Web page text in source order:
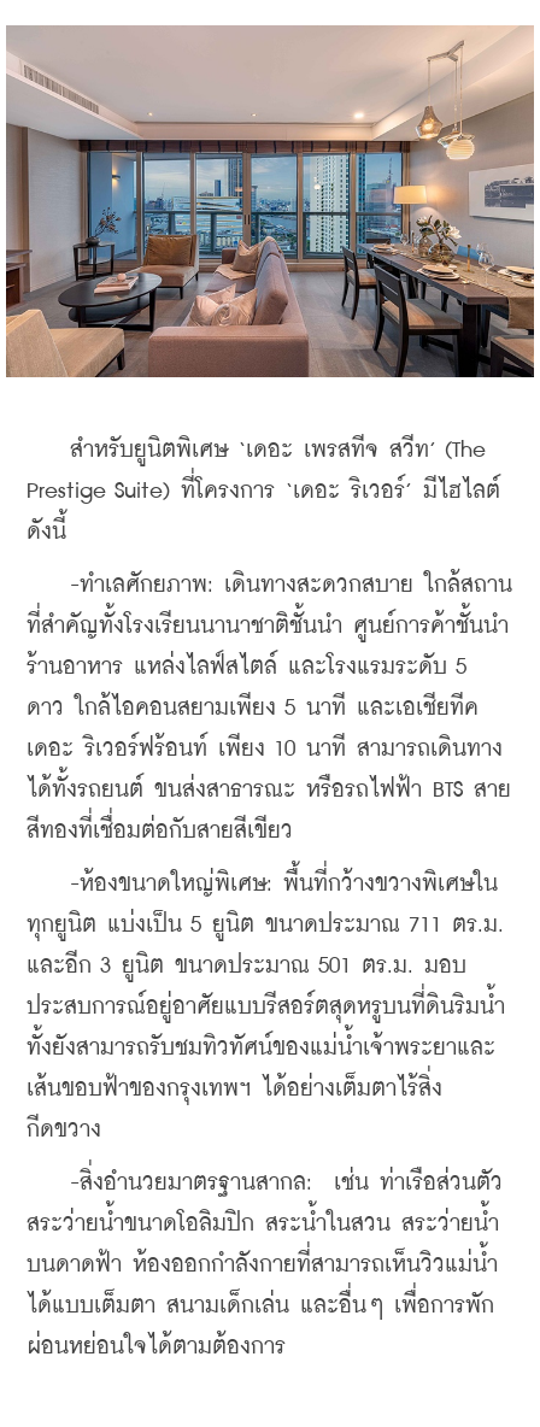
สำหรับยูนิตพิเศษ ‘เดอะ เพรสทีจ สวีท’ (The
Prestige Suite) ที่โครงการ ‘เดอะ ริเวอร์’ มีไฮไลต์
ดังนี้
-ทำเลศักยภาพ: เดินทางสะดวกสบาย ใกล้สถาน
ที่สำคัญทั้งโรงเรียนนานาชาติชั้นนำ ศูนย์การค้าชั้นนำ
ร้านอาหาร แหล่งไลฟ์สไตล์ และโรงแรมระดับ 5
ดาว ใกล้ไอคอนสยามเพียง 5 นาที และเอเชียทีค
เดอะ ริเวอร์ฟร้อนท์ เพียง 10 นาที สามารถเดินทาง
ได้ทั้งรถยนต์ ขนส่งสาธารณะ หรือรถไฟฟ้า BTS สาย
สีทองที่เชื่อมต่อกับสายสีเขียว
-ห้องขนาดใหญ่พิเศษ: พื้นที่กว้างขวางพิเศษใน
ทุกยูนิต แบ่งเป็น 5 ยูนิต ขนาดประมาณ 711 ตร.ม.
และอีก 3 ยูนิต ขนาดประมาณ 501 ตร.ม. มอบ
ประสบการณ์อยู่อาศัยแบบรีสอร์ตสุดหรูบนที่ดินริมน้ำ
ทั้งยังสามารถรับชมทิวทัศน์ของแม่น้ำเจ้าพระยาและ
เส้นขอบฟ้าของกรุงเทพฯ ได้อย่างเต็มตาไร้สิ่ง
กีดขวาง
-สิ่งอำนวยมาตรฐานสากล:  เช่น ท่าเรือส่วนตัว
สระว่ายน้ำขนาดโอลิมปิก สระน้ำในสวน สระว่ายน้ำ
บนดาดฟ้า ห้องออกกำลังกายที่สามารถเห็นวิวแม่น้ำ
ได้แบบเต็มตา สนามเด็กเล่น และอื่นๆ เพื่อการพัก
ผ่อนหย่อนใจได้ตามต้องการ